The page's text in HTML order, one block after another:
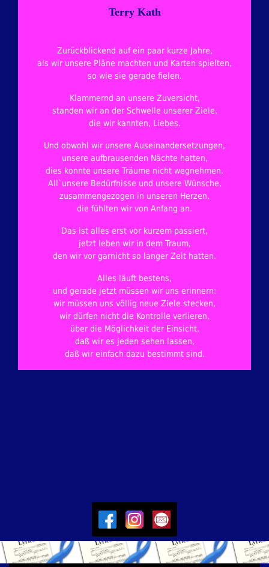
Terry Kath
Zurückblickend auf ein paar kurze Jahre,
als wir unsere Pläne machten und Karten spielten,
so wie sie gerade fielen.
Klammernd an unsere Zuversicht,
standen wir an der Schwelle unserer Ziele,
die wir kannten, Liebes.
Und obwohl wir unsere Auseinandersetzungen,
unsere aufbrausenden Nächte hatten,
dies konnte unsere Träume nicht wegnehmen.
All`unsere Bedürfnisse und unsere Wünsche,
zusammengezogen in unseren Herzen,
die fühlten wir von Anfang an.
Das ist alles erst vor kurzem passiert,
jetzt leben wir in dem Traum,
den wir vor garnicht so langer Zeit hatten.
Alles läuft bestens,
und gerade jetzt müssen wir uns erinnern:
wir müssen uns völlig neue Ziele stecken,
wir dürfen nicht die Kontrolle verlieren,
über die Möglichkeit der Einsicht,
daß wir es jeden sehen lassen,
daß wir einfach dazu bestimmt sind.